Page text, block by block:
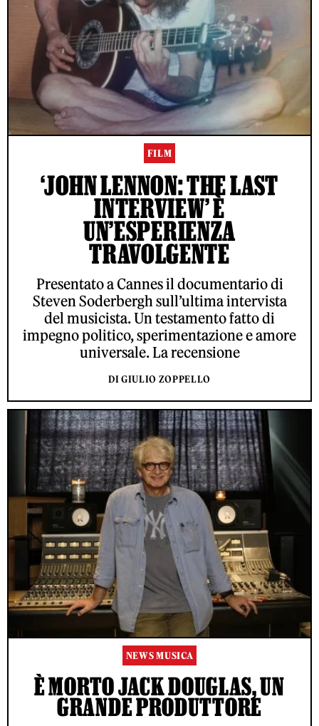
FILM
‘JOHN LENNON: THE LAST
INTERVIEW’ È
UN’ESPERIENZA
TRAVOLGENTE
Presentato a Cannes il documentario di
Steven Soderbergh sull’ultima intervista
del musicista. Un testamento fatto di
impegno politico, sperimentazione e amore
universale. La recensione
DI GIULIO ZOPPELLO
NEWS MUSICA
È MORTO JACK DOUGLAS, UN
GRANDE PRODUTTORE